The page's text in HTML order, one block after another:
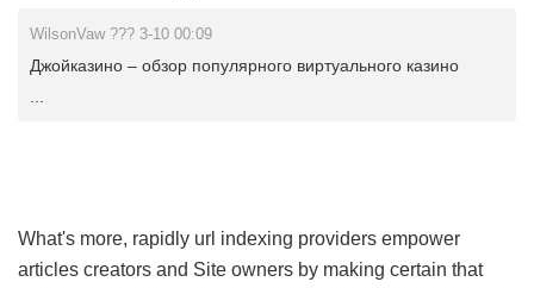
WilsonVaw ??? 3-10 00:09
Джойказино – обзор популярного виртуального казино
What's more, rapidly url indexing providers empower
articles creators and Site owners by making certain that